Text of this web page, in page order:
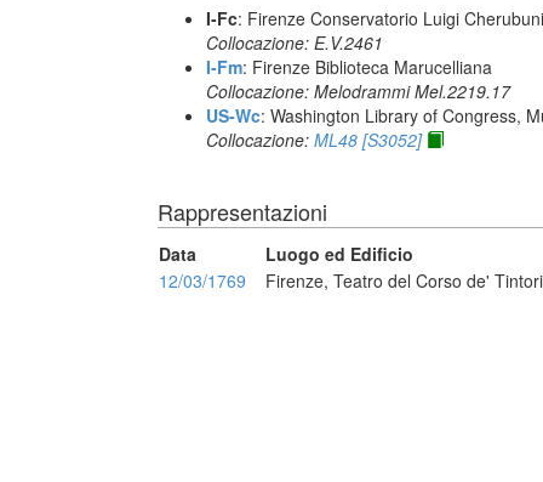
I-Fc: Firenze Conservatorio Luigi Cherubuni
Collocazione: E.V.2461
I-Fm: Firenze Biblioteca Marucelliana
Collocazione: Melodrammi Mel.2219.17
US-Wc: Washington Library of Congress,
Collocazione: ML48 [S3052]
Rappresentazioni
Data
Luogo ed Edificio
12/03/1769
Firenze, Teatro del Corso de' Tintori